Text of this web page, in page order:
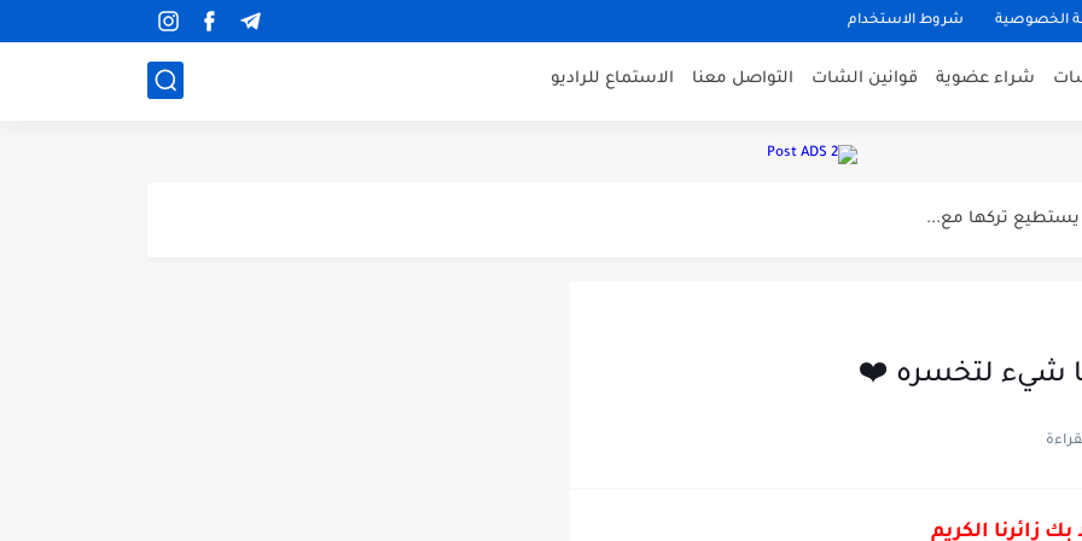
الخصوصية شروط الاستخدام
شراء عضوية قوانين الشات التواصل معنا الاستماع للراديو
بجمال امراه
شيء لتخسره ❤️
بك زائرنا الكريم